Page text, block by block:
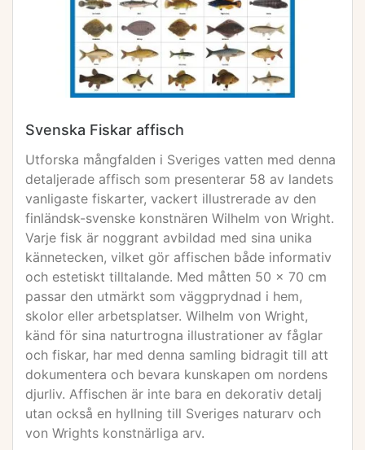
Svenska Fiskar affisch
Utforska mångfalden i Sveriges vatten med denna
detaljerade affisch som presenterar 58 av landets
vanligaste fiskarter, vackert illustrerade av den
finländsk-svenske konstnären Wilhelm von Wright.
Varje fisk är noggrant avbildad med sina unika
kännetecken, vilket gör affischen både informativ
och estetiskt tilltalande. Med måtten 50 x 70 cm
passar den utmärkt som väggprydnad i hem,
skolor eller arbetsplatser. Wilhelm von Wright,
känd för sina naturtrogna illustrationer av fåglar
och fiskar, har med denna samling bidragit till att
dokumentera och bevara kunskapen om nordens
djurliv. Affischen är inte bara en dekorativ detalj
utan också en hyllning till Sveriges naturarv och
von Wrights konstnärliga arv.